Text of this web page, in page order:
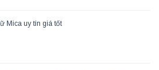
Mica uy tín giá tốt